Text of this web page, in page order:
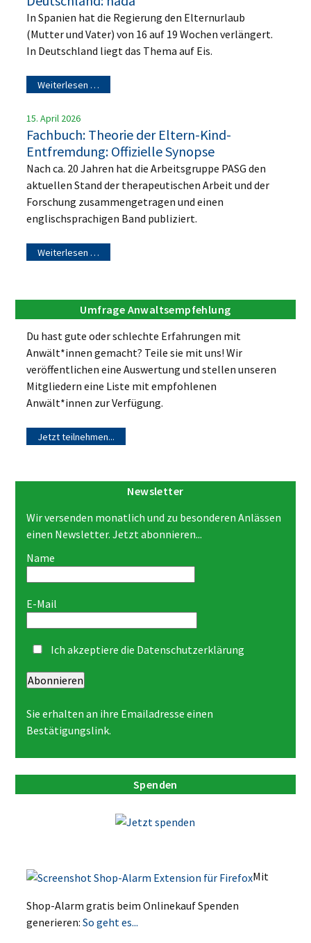
In Spanien hat die Regierung den Elternurlaub
(Mutter und Vater) von 16 auf 19 Wochen verlängert.
In Deutschland liegt das Thema auf Eis.
Weiterlesen …
15. April 2026
Fachbuch: Theorie der Eltern-Kind-
Entfremdung: Offizielle Synopse
Nach ca. 20 Jahren hat die Arbeitsgruppe PASG den
aktuellen Stand der therapeutischen Arbeit und der
Forschung zusammengetragen und einen
englischsprachigen Band publiziert.
Weiterlesen …
Umfrage Anwaltsempfehlung
Du hast gute oder schlechte Erfahrungen mit
Anwält*innen gemacht? Teile sie mit uns! Wir
veröffentlichen eine Auswertung und stellen unseren
Mitgliedern eine Liste mit empfohlenen
Anwält*innen zur Verfügung.
Jetzt teilnehmen...
Newsletter
Wir versenden monatlich und zu besonderen Anlässen
einen Newsletter. Jetzt abonnieren...
Name
E-Mail
Ich akzeptiere die Datenschutzerklärung
Abonnieren
Sie erhalten an ihre Emailadresse einen
Bestätigungslink.
Spenden
Mit
Shop-Alarm gratis beim Onlinekauf Spenden
generieren:So geht es...